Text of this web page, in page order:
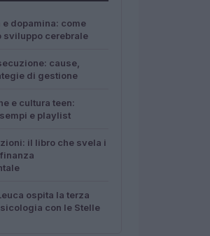
dopamina: come
sviluppo cerebrale
cause,
di gestione
e cultura teen:
e playlist
il libro che svela i
ospita la terza
con le Stelle